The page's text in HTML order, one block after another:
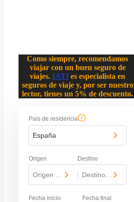
Como siempre, recomendamos
viajar con un buen seguro de
viajes.IATI es especialista en
seguros de viaje y, por ser nuestro
lector, tienes un 5% de descuento.
País de residencia
España
Origen Destino
Origen del viaje Destino del viaje
Fecha inicio Fecha final